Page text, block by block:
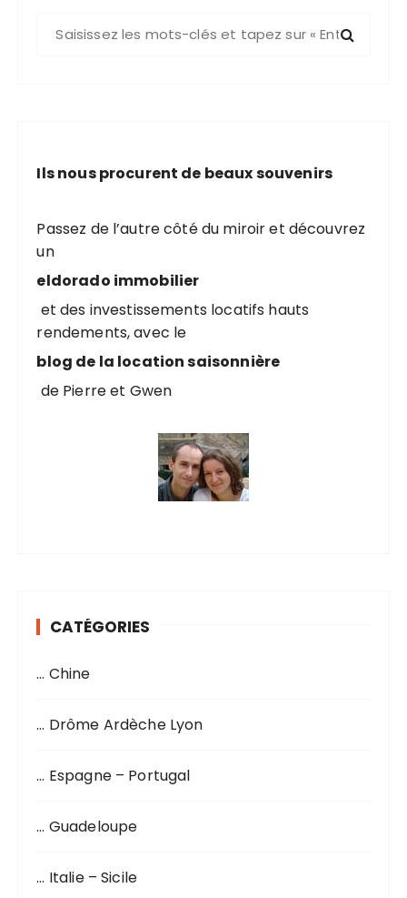
h
p
o
u
:
Ils nous procurent de beaux souvenirs
Passez de l’autre côté du miroir et découvrez
un
eldorado immobilier
et des investissements locatifs hauts
rendements, avec le
blog de la location saisonnière
de Pierre et Gwen
CATÉGORIES
… Chine
… Drôme Ardèche Lyon
… Espagne – Portugal
… Guadeloupe
… Italie – Sicile